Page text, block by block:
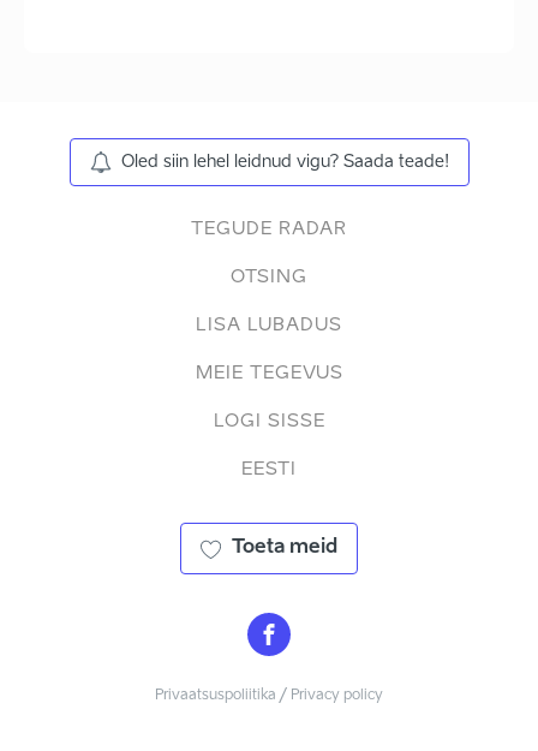
Oled siin lehel leidnud vigu? Saada teade!
TEGUDE RADAR
OTSING
LISA LUBADUS
MEIE TEGEVUS
LOGI SISSE
EESTI
Toeta meid
Privaatsuspoliitika / Privacy policy